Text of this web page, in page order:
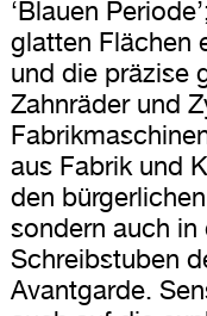
‘Blauen
glatten Flächen
und die präzise
Zahnräder und
aus Fabrik und
den
sondern auch in
Schreibstuben
Avantgarde.